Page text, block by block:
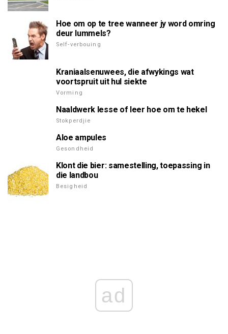
Hoe om op te tree wanneer jy word omring
deur lummels?
Self-verbouing
Kraniaalsenuwees, die afwykings wat
voortspruit uit hul siekte
Vorming
Naaldwerk lesse of leer hoe om te hekel
Stokperdjie
Aloe ampules
Gesondheid
Klont die bier: samestelling, toepassing in
die landbou
Besigheid
ad